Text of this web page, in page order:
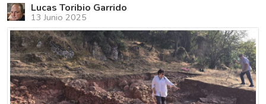
Lucas Toribio Garrido
13 Junio 2025